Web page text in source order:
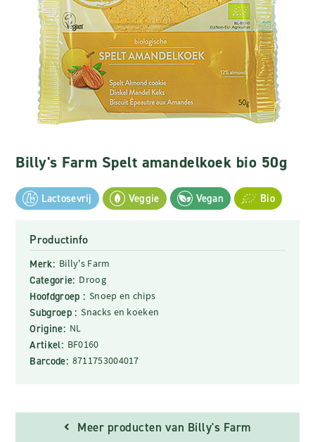
Billy's Farm Spelt amandelkoek bio 50g
Lactosevrij Veggie Vegan Bio
Productinfo
Merk: Billy's Farm
Categorie: Droog
Hoofdgroep : Snoep en chips
Subgroep : Snacks en koeken
Origine: NL
Artikel: BF0160
Barcode: 8711753004017
Meer producten van Billy's Farm